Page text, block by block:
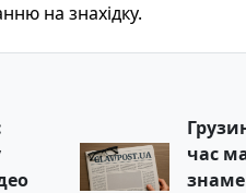
на знахідку.
час